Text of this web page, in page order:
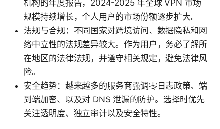
机构的年度报告，2024-2025 年全球 VPN 市场
规模持续增长，个人用户的市场份额逐步扩大。
法规与合规：不同国家对跨境访问、数据隐私和网
络中立性的法规差异较大。作为用户，务必了解所
在地区的法律法规，并遵守相关规定，避免法律风
险。
安全趋势：越来越多的服务商强调零日志政策、端
到端加密、以及对 DNS 泄漏的防护。选择时优先
关注透明度、独立审计以及安全特性。